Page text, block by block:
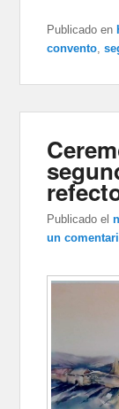
Publicado en
convento,
Publicado el
un